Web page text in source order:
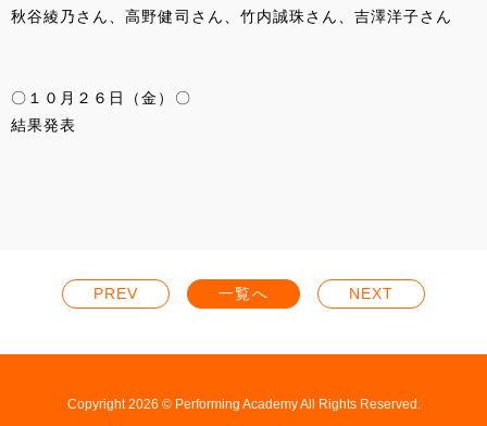
秋谷綾乃さん、高野健司さん、竹内誠珠さん、吉澤洋子さん
〇１０月２６日（金）〇
結果発表
PREV 一覧へ NEXT
Copyright 2026 © Performing Academy All Rights Reserved.